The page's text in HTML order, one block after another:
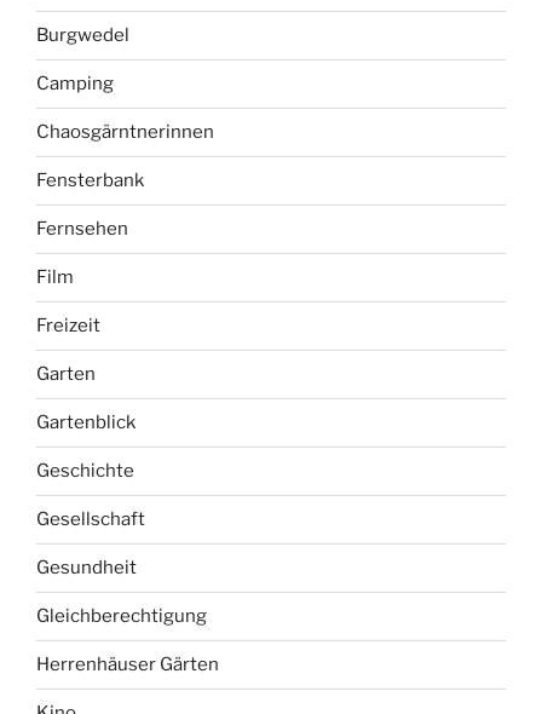
Burgwedel
Camping
Chaosgärntnerinnen
Fensterbank
Fernsehen
Film
Freizeit
Garten
Gartenblick
Geschichte
Gesellschaft
Gesundheit
Gleichberechtigung
Herrenhäuser Gärten